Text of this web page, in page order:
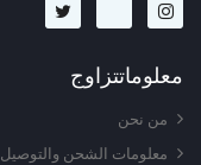
معلوماتتزاوج
من نحن
معلومات الشحن والتوصيل